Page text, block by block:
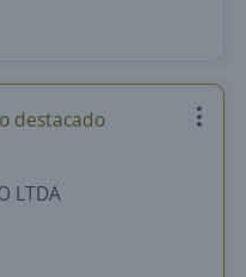
destacado
LTDA